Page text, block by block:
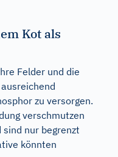
Kot als
Felder und die
zu versorgen.
verschmutzen
nur begrenzt
könnten